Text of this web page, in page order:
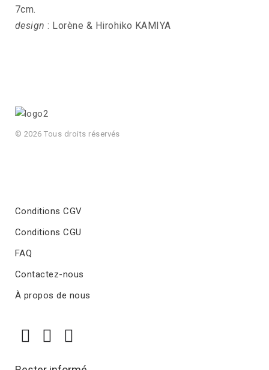
7cm.
design : Lorène & Hirohiko KAMIYA
© 2026 Tous droits réservés
Conditions CGV
Conditions CGU
FAQ
Contactez-nous
À propos de nous